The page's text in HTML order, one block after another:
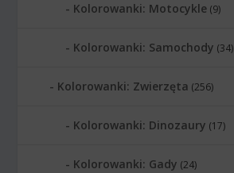
Kolorowanki: Motocykle (9)
Kolorowanki: Samochody (34)
Kolorowanki: Zwierzęta (256)
Kolorowanki: Dinozaury (17)
Kolorowanki: Gady (24)